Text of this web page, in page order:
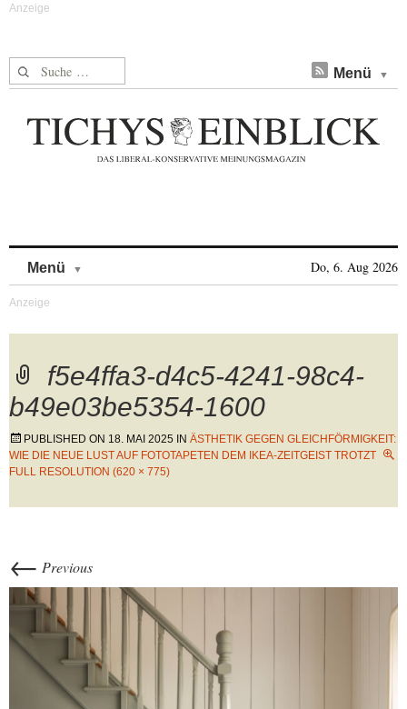
Suche nach: Menü
Menü Do, 6. Aug 2026
f5e4ffa3-d4c5-4241-98c4-
b49e03be5354-1600
PUBLISHED ON 18. MAI 2025 IN ÄSTHETIK GEGEN GLEICHFÖRMIGKEIT:
WIE DIE NEUE LUST AUF FOTOTAPETEN DEM IKEA-ZEITGEIST TROTZT
FULL RESOLUTION (620 × 775)
← Previous